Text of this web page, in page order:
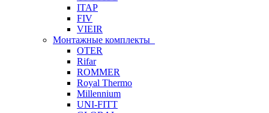
ITAP
FIV
VIEIR
Монтажные комплекты
OTER
Rifar
ROMMER
Royal Thermo
Millennium
UNI-FITT